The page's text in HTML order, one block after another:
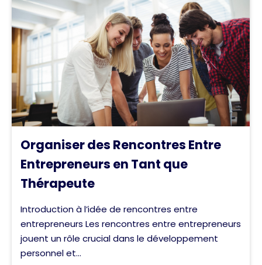
Organiser des Rencontres Entre
Entrepreneurs en Tant que
Thérapeute
Introduction à l’idée de rencontres entre
entrepreneurs Les rencontres entre entrepreneurs
jouent un rôle crucial dans le développement
personnel et...